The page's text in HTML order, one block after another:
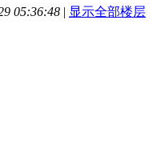
05:36:48 | 显示全部楼层